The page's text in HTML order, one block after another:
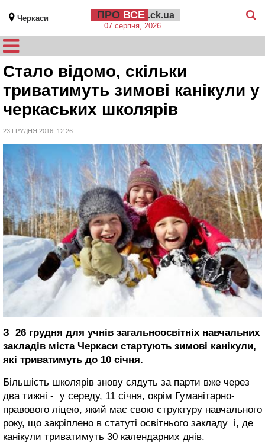
Черкаси ПРО ВСЕ .ck.ua
07 серпня, 2026
Стало відомо, скільки
триватимуть зимові канікули у
черкаських школярів
23 ГРУДНЯ 2016, 12:26
З 26 грудня для учнів загальноосвітніх навчальних
закладів міста Черкаси стартують зимові канікули,
які триватимуть до 10 січня.
Більшість школярів знову сядуть за парти вже через
два тижні - у середу, 11 січня, окрім Гуманітарно-
правового ліцею, який має свою структуру навчального
року, що закріплено в статуті освітнього закладу і, де
канікули триватимуть 30 календарних днів.